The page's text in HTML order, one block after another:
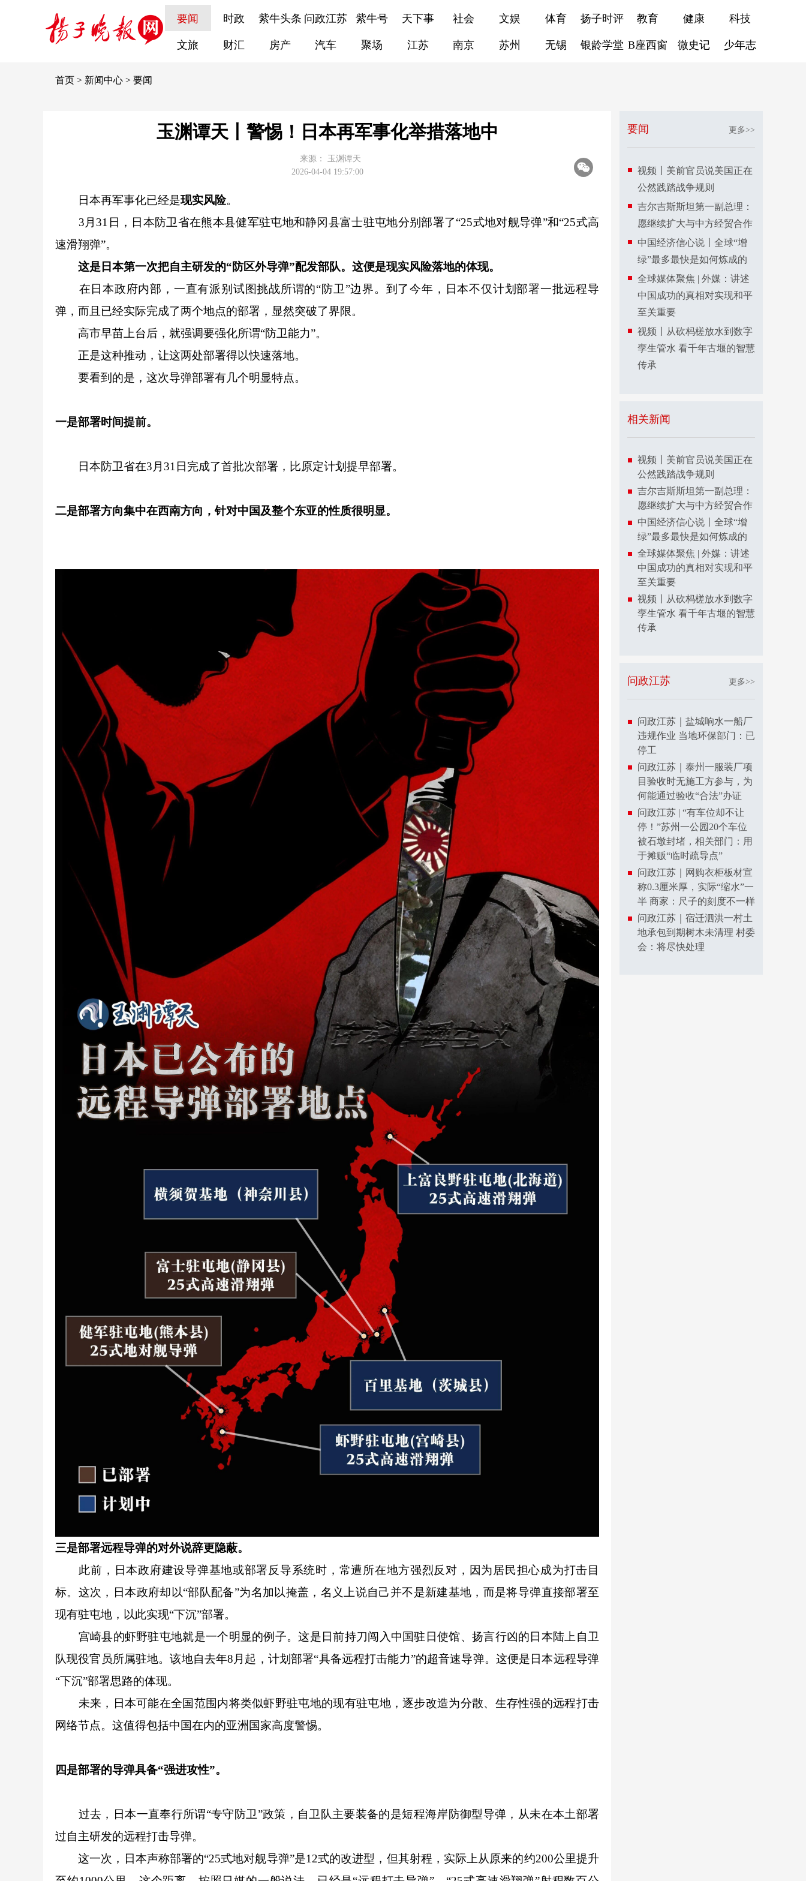
要闻 时政 紫牛头条 问政江苏 紫牛号 天下事 社会 文娱 体育 扬子时评 教育 健康 科技
文旅 财汇 房产 汽车 聚场 江苏 南京 苏州 无锡 银龄学堂 B座西窗 微史记 少年志
首页 > 新闻中心 > 要闻
玉渊谭天丨警惕！日本再军事化举措落地中
来源：
玉渊谭天
2026-04-04 19:57:00
日本再军事化已经是现实风险。
3月31日，日本防卫省在熊本县健军驻屯地和静冈县富士驻屯地分别部署了“25式地对舰导弹”和“25式高
速滑翔弹”。
这是日本第一次把自主研发的“防区外导弹”配发部队。这便是现实风险落地的体现。
在日本政府内部，一直有派别试图挑战所谓的“防卫”边界。到了今年，日本不仅计划部署一批远程导
弹，而且已经实际完成了两个地点的部署，显然突破了界限。
高市早苗上台后，就强调要强化所谓“防卫能力”。
正是这种推动，让这两处部署得以快速落地。
要看到的是，这次导弹部署有几个明显特点。
一是部署时间提前。
日本防卫省在3月31日完成了首批次部署，比原定计划提早部署。
二是部署方向集中在西南方向，针对中国及整个东亚的性质很明显。
三是部署远程导弹的对外说辞更隐蔽。
此前，日本政府建设导弹基地或部署反导系统时，常遭所在地方强烈反对，因为居民担心成为打击目
标。这次，日本政府却以“部队配备”为名加以掩盖，名义上说自己并不是新建基地，而是将导弹直接部署至
现有驻屯地，以此实现“下沉”部署。
宫崎县的虾野驻屯地就是一个明显的例子。这是日前持刀闯入中国驻日使馆、扬言行凶的日本陆上自卫
队现役官员所属驻地。该地自去年8月起，计划部署“具备远程打击能力”的超音速导弹。这便是日本远程导弹
“下沉”部署思路的体现。
未来，日本可能在全国范围内将类似虾野驻屯地的现有驻屯地，逐步改造为分散、生存性强的远程打击
网络节点。这值得包括中国在内的亚洲国家高度警惕。
四是部署的导弹具备“强进攻性”。
过去，日本一直奉行所谓“专守防卫”政策，自卫队主要装备的是短程海岸防御型导弹，从未在本土部署
过自主研发的远程打击导弹。
这一次，日本声称部署的“25式地对舰导弹”是12式的改进型，但其射程，实际上从原来的约200公里提升
要闻 更多>>
视频丨美前官员说美国正在
公然践踏战争规则
吉尔吉斯斯坦第一副总理：
愿继续扩大与中方经贸合作
中国经济信心说丨全球“增
绿”最多最快是如何炼成的
全球媒体聚焦 | 外媒：讲述
中国成功的真相对实现和平
至关重要
视频丨从砍杩槎放水到数字
孪生管水 看千年古堰的智慧
传承
相关新闻
视频丨美前官员说美国正在
公然践踏战争规则
吉尔吉斯斯坦第一副总理：
愿继续扩大与中方经贸合作
中国经济信心说丨全球“增
绿”最多最快是如何炼成的
全球媒体聚焦 | 外媒：讲述
中国成功的真相对实现和平
至关重要
视频丨从砍杩槎放水到数字
孪生管水 看千年古堰的智慧
传承
问政江苏 更多>>
问政江苏｜盐城响水一船厂
违规作业 当地环保部门：已
停工
问政江苏｜泰州一服装厂项
目验收时无施工方参与，为
何能通过验收“合法”办证
问政江苏 | “有车位却不让
停！”苏州一公园20个车位
被石墩封堵，相关部门：用
于摊贩“临时疏导点”
问政江苏｜网购衣柜板材宣
称0.3厘米厚，实际“缩水”一
半 商家：尺子的刻度不一样
问政江苏｜宿迁泗洪一村土
地承包到期树木未清理 村委
会：将尽快处理